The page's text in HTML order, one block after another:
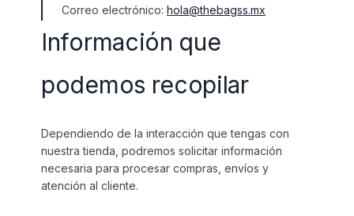
Correo electrónico: hola@thebagss.mx
Información que
podemos recopilar
Dependiendo de la interacción que tengas con
nuestra tienda, podremos solicitar información
necesaria para procesar compras, envíos y
atención al cliente.